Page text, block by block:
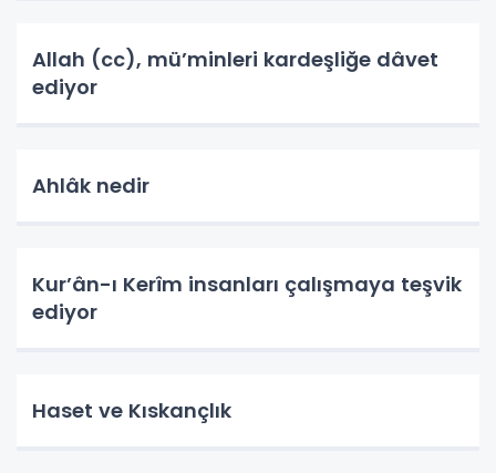
Allah (cc), mü’minleri kardeşliğe dâvet
ediyor
Ahlâk nedir
Kur’ân-ı Kerîm insanları çalışmaya teşvik
ediyor
Haset ve Kıskançlık